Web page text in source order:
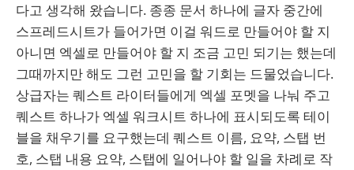
다고 생각해 왔습니다. 종종 문서 하나에 글자 중간에
스프레드시트가 들어가면 이걸 워드로 만들어야 할 지
아니면 엑셀로 만들어야 할 지 조금 고민 되기는 했는데
그때까지만 해도 그런 고민을 할 기회는 드물었습니다.
상급자는 퀘스트 라이터들에게 엑셀 포멧을 나눠 주고
퀘스트 하나가 엑셀 워크시트 하나에 표시되도록 테이
블을 채우기를 요구했는데 퀘스트 이름, 요약, 스탭 번
호, 스탭 내용 요약, 스탭에 일어나야 할 일을 차례로 작